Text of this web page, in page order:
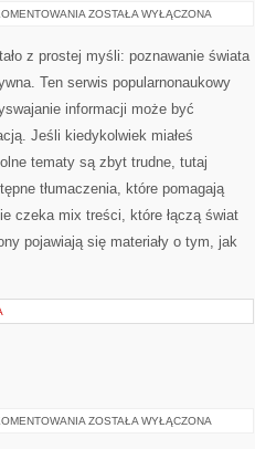
HISTORIA
ZIEMI
ZOSTAŁA WYŁĄCZONA
z prostej myśli: poznawanie świata
Ten serwis popularnonaukowy
informacji może być
Jeśli kiedykolwiek miałeś
tematy są zbyt trudne, tutaj
tłumaczenia, które pomagają
czeka mix treści, które łączą świat
pojawiają się materiały o tym, jak
RUM
ZOSTAŁA WYŁĄCZONA